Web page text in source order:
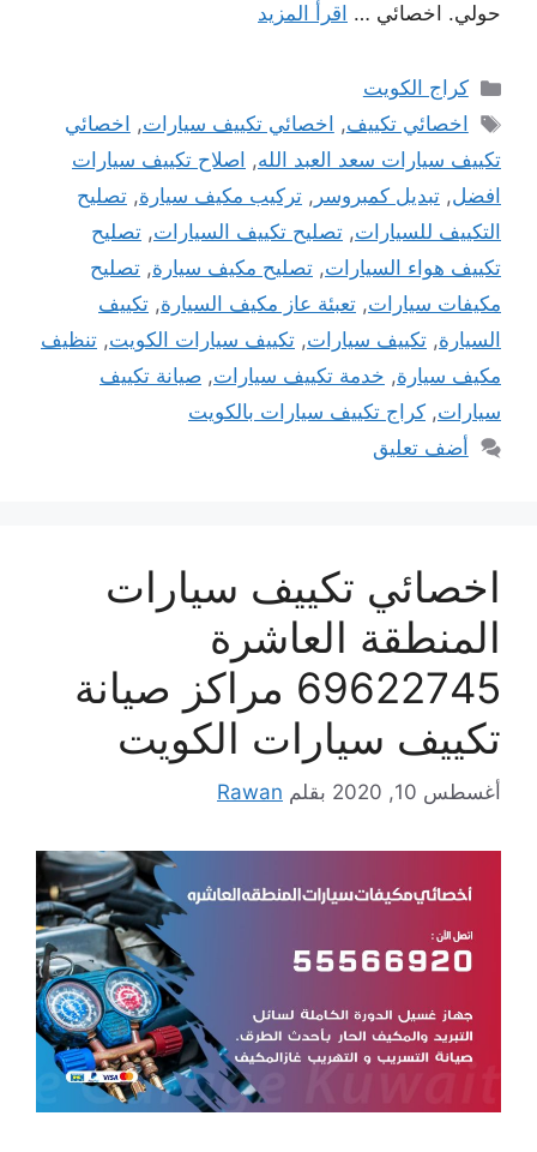
حولي. اخصائي … اقرأ المزيد
التصنيفات
كراج الكويت
الوسوم
اخصائي تكييف, اخصائي تكييف سيارات, اخصائي
تكييف سيارات سعد العبد الله, اصلاح تكييف سيارات
افضل, تبديل كمبروسر , تركيب مكيف سيارة, تصليح
التكييف للسيارات, تصليح تكييف السيارات, تصليح
تكييف هواء السيارات, تصليح مكيف سيارة, تصليح
مكيفات سيارات, تعبئة عاز مكيف السيارة, تكييف
السيارة, تكييف سيارات, تكييف سيارات الكويت, تنظيف
مكيف سيارة, خدمة تكييف سيارات, صيانة تكييف
سيارات, كراج تكييف سيارات بالكويت
أضف تعليق
اخصائي تكييف سيارات
المنطقة العاشرة
69622745 مراكز صيانة
تكييف سيارات الكويت
أغسطس 10, 2020 بقلم Rawan